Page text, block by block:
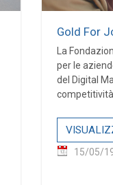
Gold For
La
per le
del Digital
competitività
15/05/